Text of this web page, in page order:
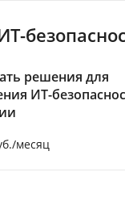
решения для
ИТ-
месяц